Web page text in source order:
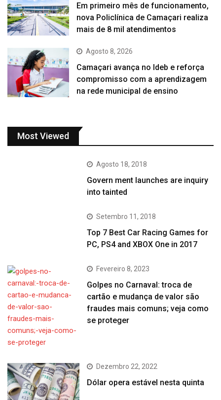
Em primeiro mês de funcionamento,
nova Policlínica de Camaçari realiza
mais de 8 mil atendimentos
Agosto 8, 2026
Camaçari avança no Ideb e reforça
compromisso com a aprendizagem
na rede municipal de ensino
Most Viewed
Agosto 18, 2018
Govern ment launches are inquiry
into tainted
Setembro 11, 2018
Top 7 Best Car Racing Games for
PC, PS4 and XBOX One in 2017
Fevereiro 8, 2023
Golpes no Carnaval: troca de
cartão e mudança de valor são
fraudes mais comuns; veja como
se proteger
Dezembro 22, 2022
Dólar opera estável nesta quinta